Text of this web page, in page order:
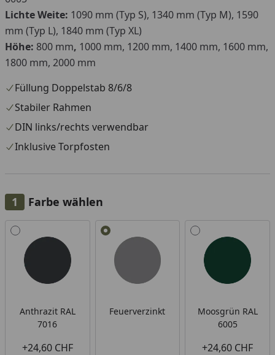
Lichte Weite: 1090 mm (Typ S), 1340 mm (Typ M), 1590
mm (Typ L), 1840 mm (Typ XL)
Höhe: 800 mm, 1000 mm, 1200 mm, 1400 mm, 1600 mm,
1800 mm, 2000 mm
Füllung Doppelstab 8/6/8
Stabiler Rahmen
DIN links/rechts verwendbar
Inklusive Torpfosten
Farbe wählen
Alle anzeigen (3)
Anthrazit RAL
7016
+24,60 CHF
Feuerverzinkt
Moosgrün RAL
6005
+24,60 CHF